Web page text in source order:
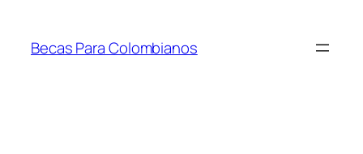
contenido
Becas Para Colombianos